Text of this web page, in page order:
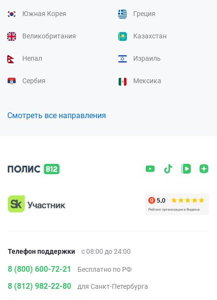
Южная Корея Греция
Великобритания Казахстан
Непал Израиль
Сербия Мексика
Смотреть все направления
Телефон поддержки с 08:00 до 24:00
8 (800) 600-72-21 Бесплатно по РФ
8 (812) 982-22-80 для Санкт-Петербурга